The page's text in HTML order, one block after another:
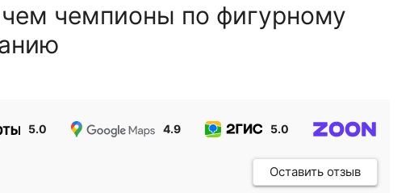
чемпионы по фигурному
5.0 4.9 5.0
Оставить отзыв